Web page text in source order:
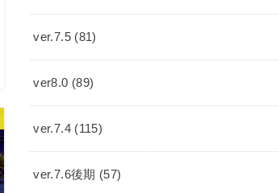
ver.7.5 (81)
ver8.0 (89)
ver.7.4 (115)
ver.7.6後期 (57)